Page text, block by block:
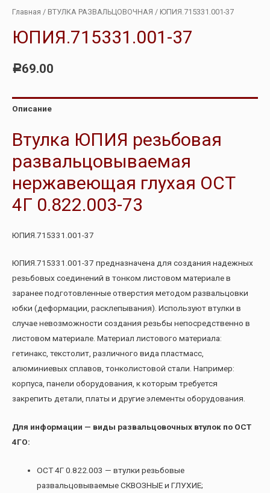
Главная / ВТУЛКА РАЗВАЛЬЦОВОЧНАЯ / ЮПИЯ.715331.001-37
ЮПИЯ.715331.001-37
Р69.00
Описание
Втулка ЮПИЯ резьбовая
развальцовываемая
нержавеющая глухая ОСТ
4Г 0.822.003-73
ЮПИЯ.715331.001-37
ЮПИЯ.715331.001-37 предназначена для создания надежных
резьбовых соединений в тонком листовом материале в
заранее подготовленные отверстия методом развальцовки
юбки (деформации, расклепывания). Используют втулки в
случае невозможности создания резьбы непосредственно в
листовом материале. Материал листового материала:
гетинакс, текстолит, различного вида пластмасс,
алюминиевых сплавов, тонколистовой стали. Например:
корпуса, панели оборудования, к которым требуется
закрепить детали, платы и другие элементы оборудования.
Для информации — виды развальцовочных втулок по ОСТ
4ГО:
ОСТ 4Г 0.822.003 — втулки резьбовые
развальцовываемые СКВОЗНЫЕ и ГЛУХИЕ;